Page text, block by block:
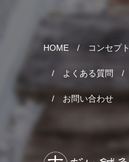
HOME コンセプト
よくある質問
お問い合わせ